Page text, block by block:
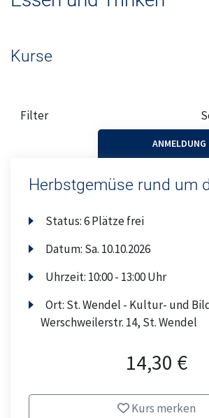
Kurse
Filter
ANMELDUNG
Herbstgemüse rund um
Status:6 Plätze frei
Datum: Sa. 10.10.2026
Uhrzeit: 10:00 - 13:00 Uhr
Ort: St. Wendel - Kultur- und
Werschweilerstr. 14, St. Wendel
14,30 €
Kurs merken
Ostertal
Theley
Urexweiler